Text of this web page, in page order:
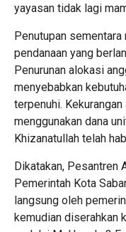
yayasan tidak lagi
Penutupan
pendanaan yang
Penurunan alokasi
menyebabkan
terpenuhi.
menggunakan dana
Khizanatullah telah
Dikatakan, Pesantren
Pemerintah Kota
langsung oleh
kemudian diserahkan